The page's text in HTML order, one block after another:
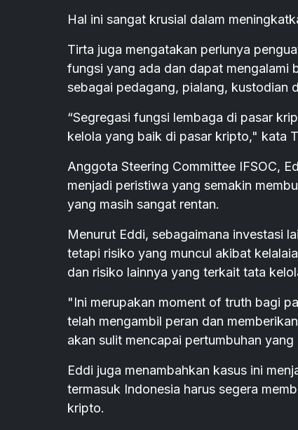
Hal ini sangat krusial dalam
Tirta juga mengatakan perlunya
fungsi yang ada dan dapat mengalami
sebagai pedagang, pialang, kustodian
“Segregasi fungsi lembaga di pasar
kelola yang baik di pasar kripto," kata
Anggota Steering Committee IFSOC,
menjadi peristiwa yang semakin
yang masih sangat rentan.
Menurut Eddi, sebagaimana investasi
tetapi risiko yang muncul akibat
dan risiko lainnya yang terkait tata
"Ini merupakan moment of truth bagi
telah mengambil peran dan
akan sulit mencapai pertumbuhan
Eddi juga menambahkan kasus ini
termasuk Indonesia harus segera
kripto.